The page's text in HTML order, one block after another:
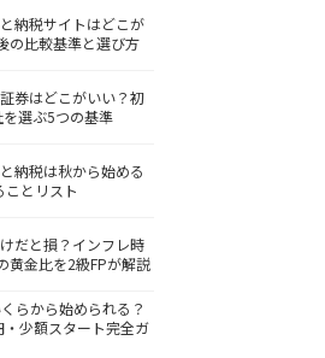
納税サイトはどこが
の比較基準と選び方
券はどこがいい？初
選ぶ5つの基準
納税は秋から始める
ことリスト
だと損？インフレ時
黄金比を2級FPが解説
らから始められる？
少額スタート完全ガ